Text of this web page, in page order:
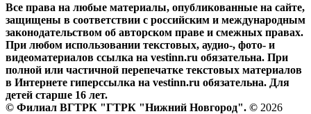
Все права на любые материалы, опубликованные на сайте,
защищены в соответствии с российским и международным
законодательством об авторском праве и смежных правах.
При любом использовании текстовых, аудио-, фото- и
видеоматериалов ссылка на vestinn.ru обязательна. При
полной или частичной перепечатке текстовых материалов
в Интернете гиперссылка на vestinn.ru обязательна. Для
детей старше 16 лет.
© Филиал ВГТРК "ГТРК "Нижний Новгород". © 2026